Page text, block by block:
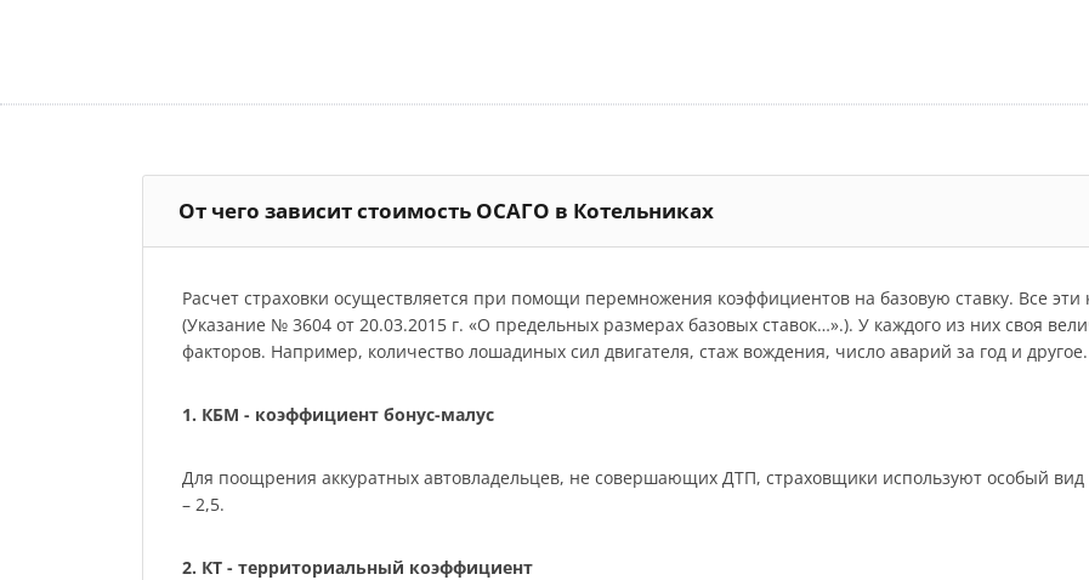
От чего зависит стоимость ОСАГО в Котельниках
Расчет страховки осуществляется при помощи перемножения коэффициентов на базовую ставку. Все
(Указание № 3604 от 20.03.2015 г. «О предельных размерах базовых ставок…».). У каждого из них своя
факторов. Например, количество лошадиных сил двигателя, стаж вождения, число аварий за год и другое.
1. КБМ - коэффициент бонус-малус
Для поощрения аккуратных автовладельцев, не совершающих ДТП, страховщики используют особый
– 2,5.
2. КТ - территориальный коэффициент